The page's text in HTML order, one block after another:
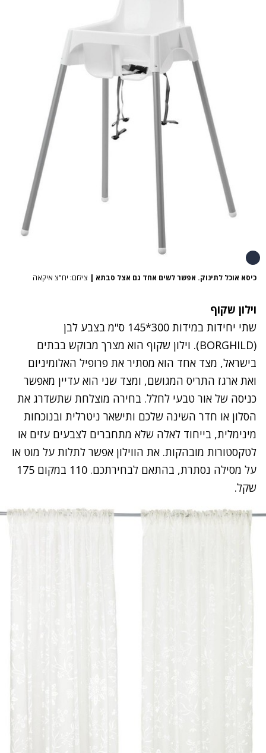
כיסא אוכל לתינוק. אפשר לשים אחד גם אצל סבתא | צילום: יח"צ איקאה
וילון שקוף
שתי יחידות במידות 300*145 ס"מ בצבע לבן
(BORGHILD). וילון שקוף הוא מצרך מבוקש בבתים
בישראל, מצד אחד הוא מסתיר את פרופיל האלומיניום
ואת ארגז התריס המגושם, ומצד שני הוא עדיין מאפשר
כניסה של אור טבעי לחלל. בחירה מוצלחת שתשדרג את
הסלון או חדר השינה שלכם ותישאר ניטרלית ובנוכחות
מינימלית, בייחוד לאלה שלא מתחברים לצבעים עזים או
לטקסטורות מובהקות. את הווילון אפשר לתלות על מוט או
על מסילה נסתרת, בהתאם לבחירתכם. 110 במקום 175
שקל.